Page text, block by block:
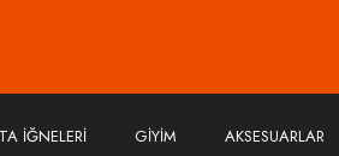
İĞNELERİ GİYİM AKSESUARLAR